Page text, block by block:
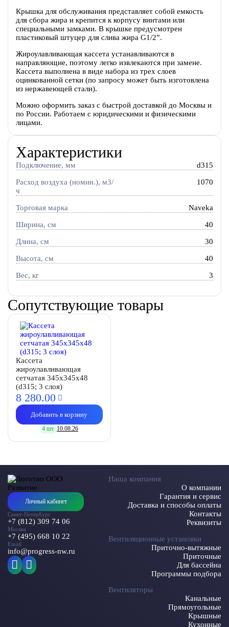
Крышка для обслуживания представляет собой емкость
для сбора жира и крепится к корпусу винтами или
специальными замками. В крышке предусмотрен
пластиковый штуцер для слива жира G1/2”.
Жироулавливающая кассета устанавливаются в
направляющие, поэтому легко извлекаются при замене.
Кассета выполнена в виде набора из трех слоев
оцинкованной сетки (по запросу может быть изготовлена
из нержавеющей стали).
Можно оформить заказ с быстрой доставкой до Москвы и
по России. Работаем с юридическими и физическими
лицами.
Характеристики
Подключение, мм d315
Расход воздуха (номин.), м3/
ч
1070
Торговая марка Naveka
Ширина, см 40
Длина, см 30
Высота, см 40
Вес, кг 3
Сопутствующие товары
Кассета
жироулавливающая
сетчатая 345х345х48
(d315; 3 слоя)
8 280.00
Добавить в корзину
4 шт. 10.08.26
Личный кабинет
Санкт-Петербург
+7 (812) 309 74 06
Москва
+7 (495) 668 10 22
Email
info@progress-nw.ru
Наша компания
О компании
Гарантия и сервис
Доставка и способы оплаты
Контакты
Реквизиты
Вентиляционные установки
Приточно-вытяжные
Приточные
Для бассейна
Программы подбора
Вентиляторы
Канальные
Прямоугольные
Крышные
Кухонные